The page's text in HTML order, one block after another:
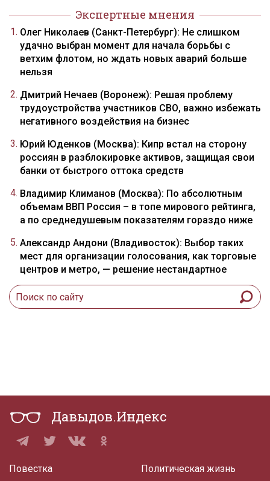
Экспертные мнения
Олег Николаев (Санкт-Петербург): Не слишком
удачно выбран момент для начала борьбы с
ветхим флотом, но ждать новых аварий больше
нельзя
Дмитрий Нечаев (Воронеж): Решая проблему
трудоустройства участников СВО, важно избежать
негативного воздействия на бизнес
Юрий Юденков (Москва): Кипр встал на сторону
россиян в разблокировке активов, защищая свои
банки от быстрого оттока средств
Владимир Климанов (Москва): По абсолютным
объемам ВВП Россия – в топе мирового рейтинга,
а по среднедушевым показателям гораздо ниже
Александр Андони (Владивосток): Выбор таких
мест для организации голосования, как торговые
центров и метро, — решение нестандартное
Давыдов.Индекс
Повестка Политическая жизнь